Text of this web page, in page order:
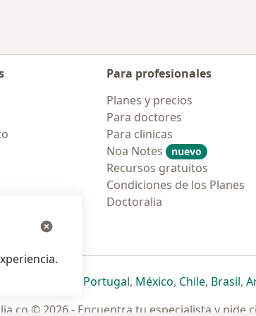
Para profesionales
Planes y precios
Para doctores
Para clinicas
Noa Notes
nuevo
Recursos gratuitos
Condiciones de los Planes
Doctoralia
nueva pestaña
en una nueva pestaña
se abre en una nueva pestaña
se abre en una nueva pestaña
Portugalse abre en una nueva
, Méxicose abre en una
, Chilese abre
, Brasilse
,
© 2026 - Encuentra tu especialista y pide